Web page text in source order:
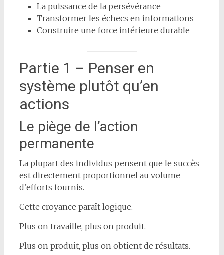
La puissance de la persévérance
Transformer les échecs en informations
Construire une force intérieure durable
Partie 1 – Penser en
système plutôt qu’en
actions
Le piège de l’action
permanente
La plupart des individus pensent que le succès
est directement proportionnel au volume
d’efforts fournis.
Cette croyance paraît logique.
Plus on travaille, plus on produit.
Plus on produit, plus on obtient de résultats.